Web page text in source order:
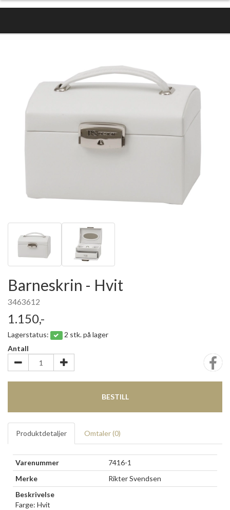
Barneskrin - Hvit
3463612
1.150,-
Lagerstatus:
2 stk. på lager
Antall
BESTILL
Produktdetaljer Omtaler (0)
Varenummer
7416-1
Merke
Rikter Svendsen
Beskrivelse
Farge: Hvit